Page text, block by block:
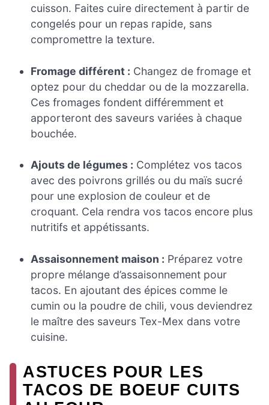
cuisson. Faites cuire directement à partir de
congelés pour un repas rapide, sans
compromettre la texture.
Fromage différent : Changez de fromage et
optez pour du cheddar ou de la mozzarella.
Ces fromages fondent différemment et
apporteront des saveurs variées à chaque
bouchée.
Ajouts de légumes : Complétez vos tacos
avec des poivrons grillés ou du maïs sucré
pour une explosion de couleur et de
croquant. Cela rendra vos tacos encore plus
nutritifs et appétissants.
Assaisonnement maison : Préparez votre
propre mélange d’assaisonnement pour
tacos. En ajoutant des épices comme le
cumin ou la poudre de chili, vous deviendrez
le maître des saveurs Tex-Mex dans votre
cuisine.
ASTUCES POUR LES
TACOS DE BOEUF CUITS